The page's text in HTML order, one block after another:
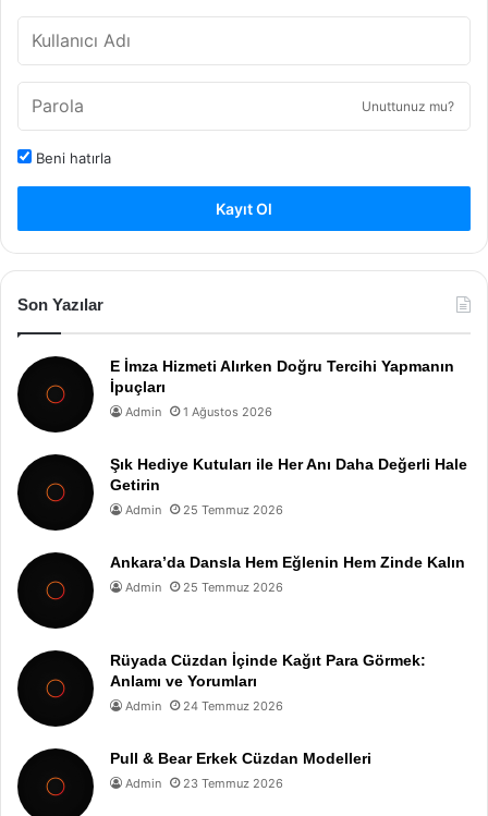
Unuttunuz mu?
Beni hatırla
Kayıt Ol
Son Yazılar
E İmza Hizmeti Alırken Doğru Tercihi Yapmanın
İpuçları
Admin 1 Ağustos 2026
Şık Hediye Kutuları ile Her Anı Daha Değerli Hale
Getirin
Admin 25 Temmuz 2026
Ankara’da Dansla Hem Eğlenin Hem Zinde Kalın
Admin 25 Temmuz 2026
Rüyada Cüzdan İçinde Kağıt Para Görmek:
Anlamı ve Yorumları
Admin 24 Temmuz 2026
Pull & Bear Erkek Cüzdan Modelleri
Admin 23 Temmuz 2026